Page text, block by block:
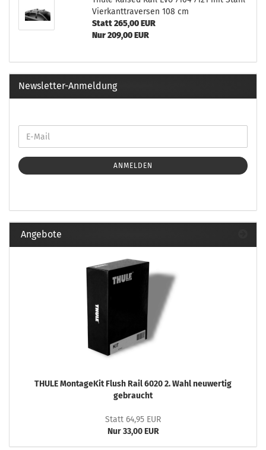
Vierkanttraversen 108 cm
Statt 265,00 EUR
Nur 209,00 EUR
Newsletter-Anmeldung
ANMELDEN
Angebote
THULE MontageKit Flush Rail 6020 2. Wahl neuwertig
gebraucht
Statt 64,95 EUR
Nur 33,00 EUR